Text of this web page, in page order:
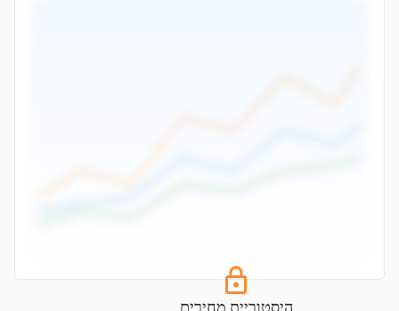
היסטוריית מחירים